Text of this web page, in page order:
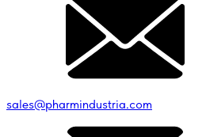
sales@pharmindustria.com